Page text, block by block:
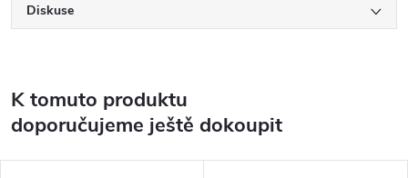
Diskuse
K tomuto produktu
doporučujeme ještě dokoupit